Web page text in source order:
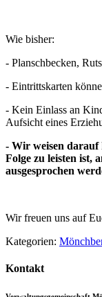
Wie bisher:
- Planschbecken,
- Eintrittskarten
- Kein Einlass an
Aufsicht eines
- Wir weisen darauf
Folge zu leisten ist,
ausgesprochen
Wir freuen uns auf
Kategorien:
Kontakt